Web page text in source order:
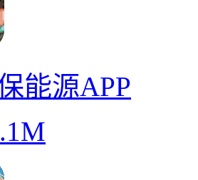
能源APP